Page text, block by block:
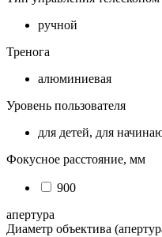
ручной
Тренога
алюминиевая
Уровень пользователя
для детей, для
Фокусное расстояние, мм
900
апертура
Диаметр объектива